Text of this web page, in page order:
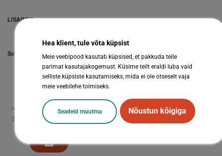
LISAINFO
Hea klient, tule võta küpsist
Meie veebipood kasutab küpsised, et pakkuda teile
parimat kasutajakogemust. Küsime teilt eraldi luba vaid
selliste küpsiste kasutamiseks, mida ei ole otseselt vaja
meie veebilehe toimiseks.
Seadeid muutma Nõustun kõigiga
Sotsiaalmeedia